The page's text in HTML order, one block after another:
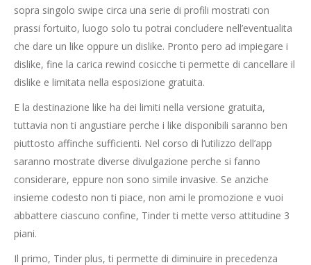
sopra singolo swipe circa una serie di profili mostrati con
prassi fortuito, luogo solo tu potrai concludere nell’eventualita
che dare un like oppure un dislike. Pronto pero ad impiegare i
dislike, fine la carica rewind cosicche ti permette di cancellare il
dislike e limitata nella esposizione gratuita.
E la destinazione like ha dei limiti nella versione gratuita,
tuttavia non ti angustiare perche i like disponibili saranno ben
piuttosto affinche sufficienti. Nel corso di l’utilizzo dell’app
saranno mostrate diverse divulgazione perche si fanno
considerare, eppure non sono simile invasive. Se anziche
insieme codesto non ti piace, non ami le promozione e vuoi
abbattere ciascuno confine, Tinder ti mette verso attitudine 3
piani.
Il primo, Tinder plus, ti permette di diminuire in precedenza